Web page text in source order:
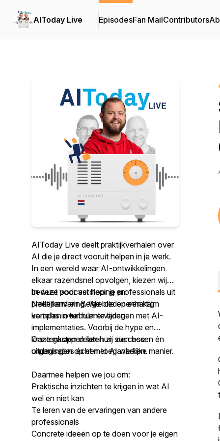
AIToday Live EpisodesFan MailContributors
AIToday Live deelt praktijkverhalen over
AI die je direct vooruit helpen in je werk.
In een wereld waar AI-ontwikkelingen
elkaar razendsnel opvolgen, kiezen wij
bewust voor verdieping en
praktijkervaring. We bieden een kalm
kompas in turbulente tijden.
In deze podcast hoor je professionals uit
Nederland en België die openhartig
vertellen over hun ervaringen met AI-
implementaties. Voorbij de hype en
krantenkoppen laten zij zien hoe
organisaties écht met AI werken.
Onze gasten delen hun successen én
uitdagingen op een toegankelijke manier.
Daarmee helpen we jou om:
Praktische inzichten te krijgen in wat AI
wel en niet kan
Te leren van de ervaringen van andere
professionals
Concrete ideeën op te doen voor je eigen